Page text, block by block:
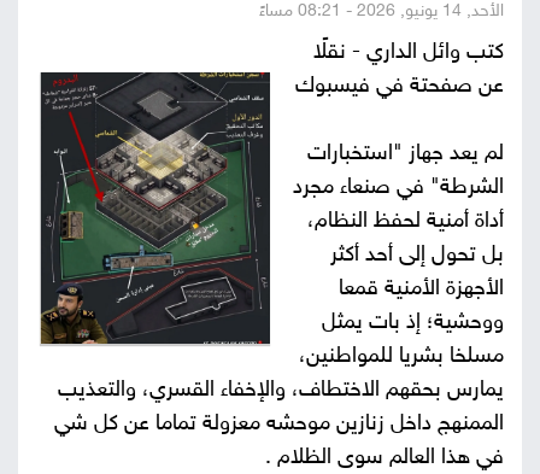
فيديوهات
صور
من
نحن
إتصل
بنا
البحث
الأحد, 14 يونيو, 2026 - 08:21 مساءً
كتب وائل الداري - نقلًا
عن صفحتة في فيسبوك
لم يعد جهاز "استخبارات
الشرطة" في صنعاء مجرد
أداة أمنية لحفظ النظام،
بل تحول إلى أحد أكثر
الأجهزة الأمنية قمعا
ووحشية؛ إذ بات يمثل
مسلخا بشريا للمواطنين،
يمارس بحقهم الاختطاف، والإخفاء القسري، والتعذيب
الممنهج داخل زنازين موحشه معزولة تماما عن كل شي
في هذا العالم سوى الظلام .